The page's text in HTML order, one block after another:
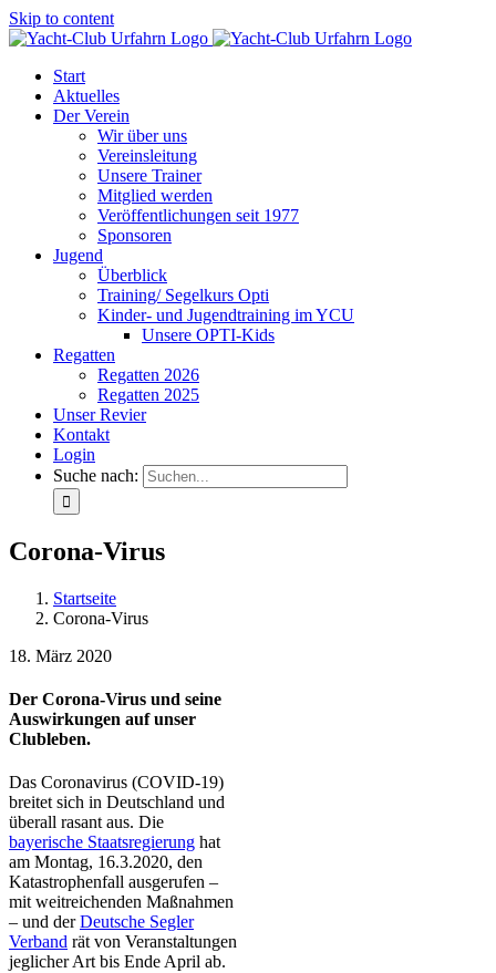
Skip to content
Start
Aktuelles
Der Verein
Wir über uns
Vereinsleitung
Unsere Trainer
Mitglied werden
Veröffentlichungen seit 1977
Sponsoren
Jugend
Überblick
Training/ Segelkurs Opti
Kinder- und Jugendtraining im YCU
Unsere OPTI-Kids
Regatten
Regatten 2026
Regatten 2025
Unser Revier
Kontakt
Login
Suche nach:
Corona-Virus
Startseite
Corona-Virus
18. März 2020
Der Corona-Virus und seine
Auswirkungen auf unser
Clubleben.
Das Coronavirus (COVID-19)
breitet sich in Deutschland und
überall rasant aus. Die
bayerische Staatsregierung hat
am Montag, 16.3.2020, den
Katastrophenfall ausgerufen –
mit weitreichenden Maßnahmen
– und derDeutsche Segler
Verband rät von Veranstaltungen
jeglicher Art bis Ende April ab.